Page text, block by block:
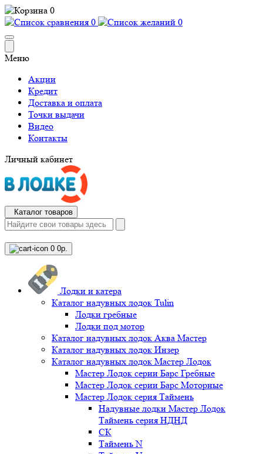
0
0
0
Меню
Акции
Кредит
Доставка и оплата
Точки выдачи
Видео
Контакты
Личный кабинет
Каталог товаров
0 0р.
Лодки и катера
Каталог надувных лодок Tulin
Лодки гребные
Лодки под мотор
Каталог надувных лодок Аква Мастер
Каталог надувных лодок Инзер
Каталог надувных лодок Мастер Лодок
Мастер Лодок серии Барс Гребные
Мастер Лодок серии Барс Моторные
Мастер Лодок серия Таймень
Надувные лодки Мастер Лодок
Таймень серия НДНД
СК
Таймень N